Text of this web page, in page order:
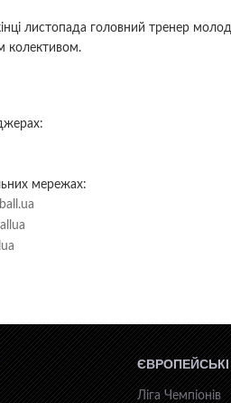
листопада головний тренер
колективом.
мережах:
Ліга Чемпіонів